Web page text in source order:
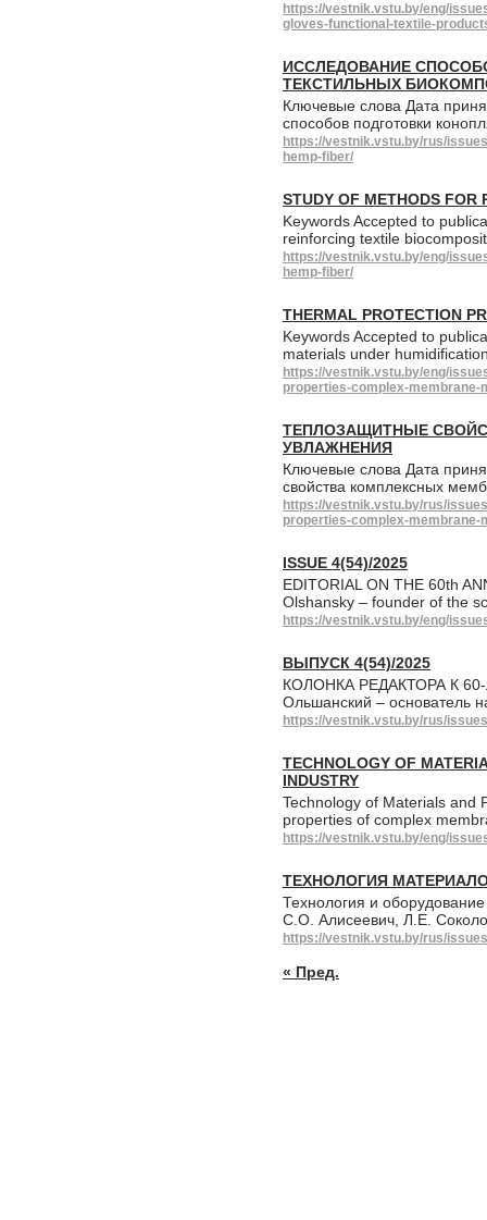
https://vestnik.vstu.by/eng/
gloves-functional-textile-
ИССЛЕДОВАНИЕ
ТЕКСТИЛЬНЫХ
Ключевые слова Дата
способов подготовки
https://vestnik.vstu.by/rus/
hemp-fiber/
STUDY OF METHODS FOR
Keywords Accepted to
reinforcing textile
https://vestnik.vstu.by/eng/
hemp-fiber/
THERMAL PROTECTION
Keywords Accepted to
materials under
https://vestnik.vstu.by/eng/
properties-complex-membrane-
ТЕПЛОЗАЩИТНЫЕ
УВЛАЖНЕНИЯ
Ключевые слова Дата
свойства комплексных
https://vestnik.vstu.by/rus/
properties-complex-membrane-
ISSUE 4(54)/2025
EDITORIAL ON THE 60th
Olshansky – founder of the
https://vestnik.vstu.by/eng/
ВЫПУСК 4(54)/2025
КОЛОНКА РЕДАКТОРА К 60-
Ольшанский – основатель
https://vestnik.vstu.by/rus/
TECHNOLOGY OF
INDUSTRY
Technology of Materials and
properties of complex
https://vestnik.vstu.by/eng/
ТЕХНОЛОГИЯ
Технология и
С.О. Алисеевич, Л.Е.
https://vestnik.vstu.by/rus/
« Пред.